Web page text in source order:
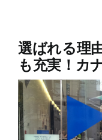
選ばれる理
も充実！カ